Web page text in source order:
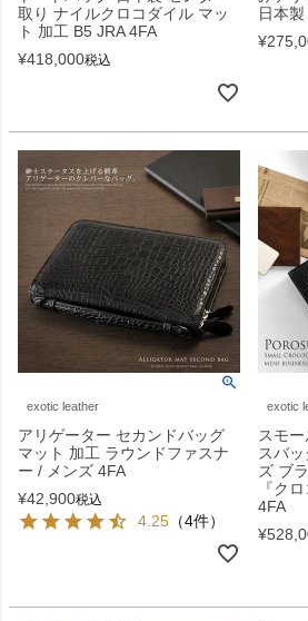
取り ナイルクロコダイル マッ
ト 加工 B5 JRA 4FA
¥418,000税込
日本
¥
exotic leather
アリゲーター セカンドバッグ
マット 加工 ラウンドファスナ
ー / メンズ 4FA
¥42,900税込
4.25 （4件）
exotic
スモ
スバ
ズ ブ
『ク
4FA
¥